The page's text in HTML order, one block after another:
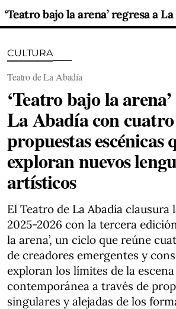
CULTURA
Teatro de La Abadía
‘Teatro bajo la
La Abadía con cuatro
propuestas escénicas
exploran nuevos
artísticos
El Teatro de La Abadía clausura
2025-2026 con la tercera
la arena’, un ciclo que reúne
de creadores emergentes y
exploran los límites de la escena
contemporánea a través de
singulares y alejadas de los